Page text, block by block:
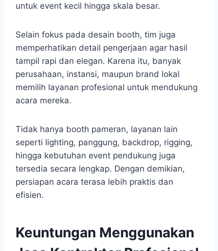
untuk event kecil hingga skala besar.
Selain fokus pada desain booth, tim juga
memperhatikan detail pengerjaan agar hasil
tampil rapi dan elegan. Karena itu, banyak
perusahaan, instansi, maupun brand lokal
memilih layanan profesional untuk mendukung
acara mereka.
Tidak hanya booth pameran, layanan lain
seperti lighting, panggung, backdrop, rigging,
hingga kebutuhan event pendukung juga
tersedia secara lengkap. Dengan demikian,
persiapan acara terasa lebih praktis dan
efisien.
Keuntungan Menggunakan